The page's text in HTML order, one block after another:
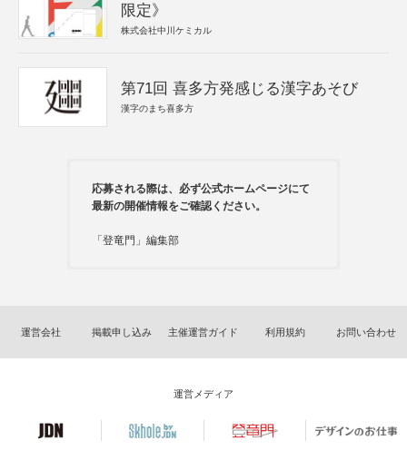
限定》
株式会社中川ケミカル
第71回 喜多方発感じる漢字あそび
漢字のまち喜多方
応募される際は、必ず公式ホームページにて
最新の開催情報をご確認ください。
「登竜門」編集部
運営会社 掲載申し込み 主催運営ガイド 利用規約 お問い合わせ
運営メディア